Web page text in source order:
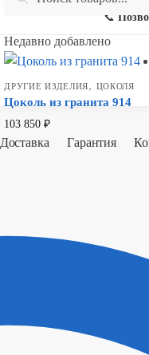
📞
Доставка Гарантия
Недавно добавлено
ДРУГИЕ ИЗДЕЛИЯ, ЦОКОЛЯ
Цоколь из гранита 914
103 850₽